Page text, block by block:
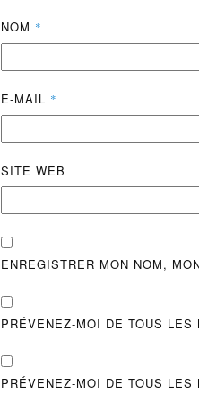
NOM *
E-MAIL *
SITE WEB
ENREGISTRER MON NOM,
PRÉVENEZ-MOI DE TOUS
PRÉVENEZ-MOI DE TOUS